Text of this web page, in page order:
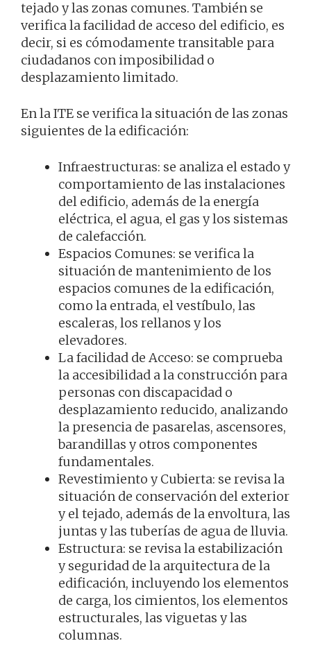
tejado y las zonas comunes. También se
verifica la facilidad de acceso del edificio, es
decir, si es cómodamente transitable para
ciudadanos con imposibilidad o
desplazamiento limitado.
En la ITE se verifica la situación de las zonas
siguientes de la edificación:
Infraestructuras: se analiza el estado y
comportamiento de las instalaciones
del edificio, además de la energía
eléctrica, el agua, el gas y los sistemas
de calefacción.
Espacios Comunes: se verifica la
situación de mantenimiento de los
espacios comunes de la edificación,
como la entrada, el vestíbulo, las
escaleras, los rellanos y los
elevadores.
La facilidad de Acceso: se comprueba
la accesibilidad a la construcción para
personas con discapacidad o
desplazamiento reducido, analizando
la presencia de pasarelas, ascensores,
barandillas y otros componentes
fundamentales.
Revestimiento y Cubierta: se revisa la
situación de conservación del exterior
y el tejado, además de la envoltura, las
juntas y las tuberías de agua de lluvia.
Estructura: se revisa la estabilización
y seguridad de la arquitectura de la
edificación, incluyendo los elementos
de carga, los cimientos, los elementos
estructurales, las viguetas y las
columnas.